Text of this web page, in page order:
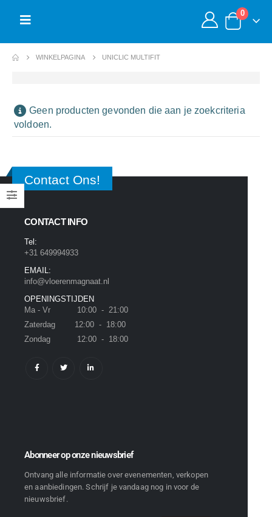
0
WINKELPAGINA UNICLIC MULTIFIT
Geen producten gevonden die aan je zoekcriteria
voldoen.
Contact Ons!
CONTACT INFO
Tel:
+31 649994933
EMAIL:
info@vloerenmagnaat.nl
OPENINGSTIJDEN
Ma - Vr 10:00 - 21:00
Zaterdag 12:00 - 18:00
Zondag 12:00 - 18:00
Abonneer op onze nieuwsbrief
Ontvang alle informatie over evenementen, verkopen
en aanbiedingen. Schrijf je vandaag nog in voor de
nieuwsbrief.